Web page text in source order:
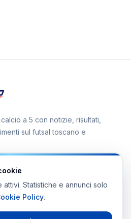
a 5 con notizie, risultati,
sul futsal toscano e
Statistiche e annunci solo
Policy.